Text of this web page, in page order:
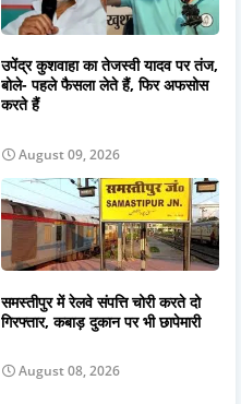
उपेंद्र कुशवाहा का तेजस्वी यादव पर तंज,
बोले- पहले फैसला लेते हैं, फिर अफसोस
करते हैं
August 09, 2026
समस्तीपुर में रेलवे संपत्ति चोरी करते दो
गिरफ्तार, कबाड़ दुकान पर भी छापेमारी
August 08, 2026